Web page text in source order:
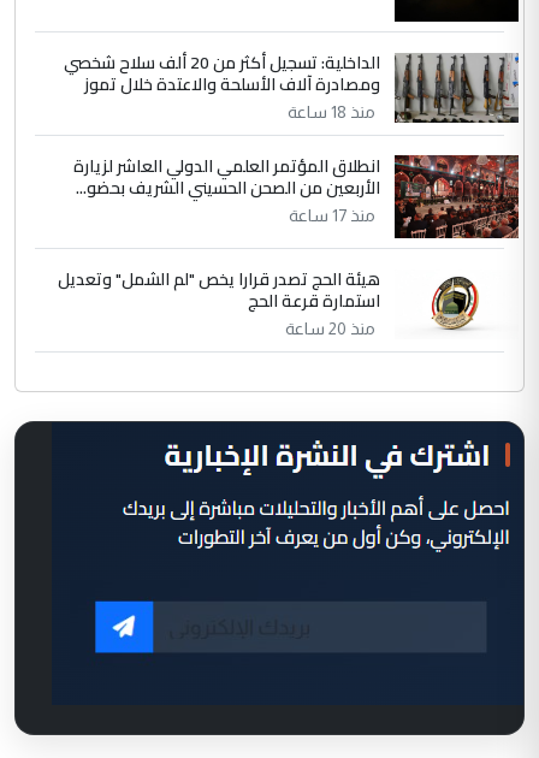
الداخلية: تسجيل أكثر من 20 ألف سلاح شخصي
ومصادرة آلاف الأسلحة والاعتدة خلال تموز
منذ 18 ساعة
انطلاق المؤتمر العلمي الدولي العاشر لزيارة
الأربعين من الصحن الحسيني الشريف بحضو...
منذ 17 ساعة
هيئة الحج تصدر قرارا يخص "لم الشمل" وتعديل
استمارة قرعة الحج
منذ 20 ساعة